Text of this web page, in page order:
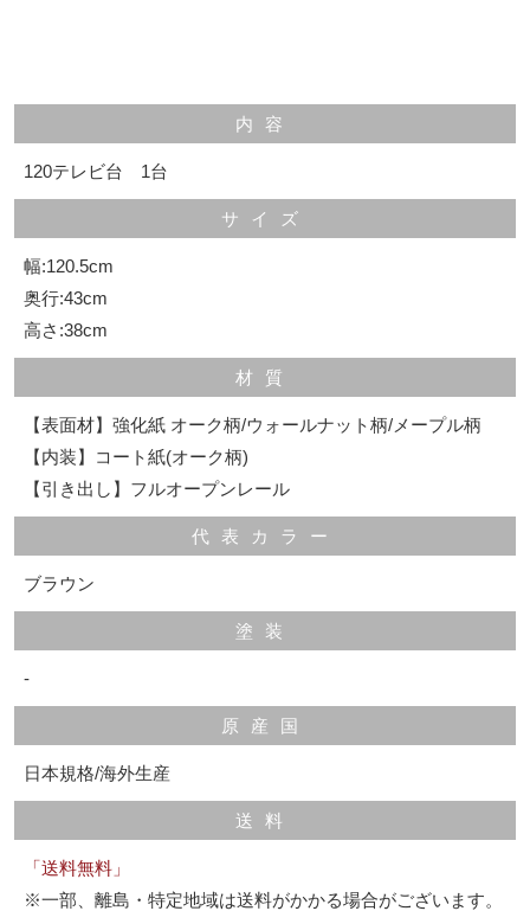
内容
120テレビ台 1台
サイズ
幅:120.5cm
奥行:43cm
高さ:38cm
材質
【表面材】強化紙 オーク柄/ウォールナット柄/メープル柄
【内装】コート紙(オーク柄)
【引き出し】フルオープンレール
代表カラー
ブラウン
塗装
-
原産国
日本規格/海外生産
送料
「送料無料」
※一部、離島・特定地域は送料がかかる場合がございます。